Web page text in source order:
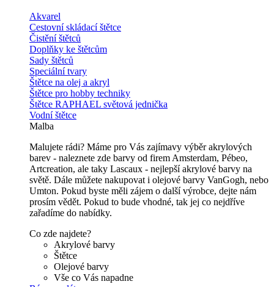
Akvarel
Cestovní skládací štětce
Čistění štětců
Doplňky ke štětcům
Sady štětců
Speciální tvary
Štětce na olej a akryl
Štětce pro hobby techniky
Štětce RAPHAEL světová jednička
Vodní štětce
Malba
Malujete rádi? Máme pro Vás zajímavy výběr akrylových
barev - naleznete zde barvy od firem Amsterdam, Pébeo,
Artcreation, ale taky Lascaux - nejlepší akrylové barvy na
světě. Dále můžete nakupovat i olejové barvy VanGogh, nebo
Umton. Pokud byste měli zájem o další výrobce, dejte nám
prosím vědět. Pokud to bude vhodné, tak jej co nejdříve
zařadíme do nabídky.
Co zde najdete?
Akrylové barvy
Štětce
Olejové barvy
Vše co Vás napadne